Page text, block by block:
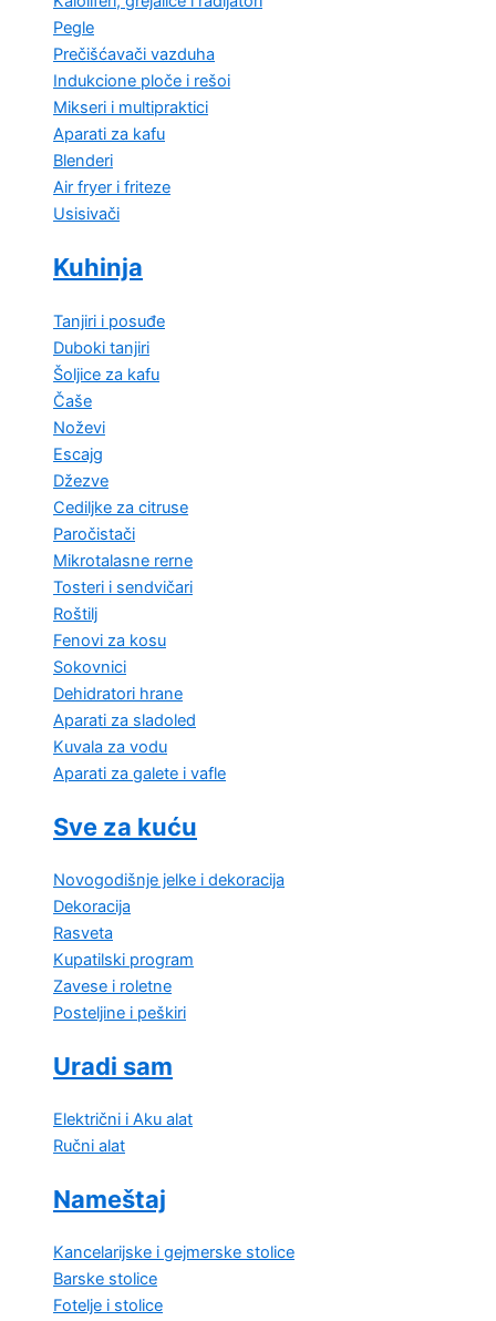
Pegle
Prečišćavači vazduha
Indukcione ploče i rešoi
Mikseri i multipraktici
Aparati za kafu
Blenderi
Air fryer i friteze
Usisivači
Kuhinja
Tanjiri i posuđe
Duboki tanjiri
Šoljice za kafu
Čaše
Noževi
Escajg
Džezve
Cediljke za citruse
Paročistači
Mikrotalasne rerne
Tosteri i sendvičari
Roštilj
Fenovi za kosu
Sokovnici
Dehidratori hrane
Aparati za sladoled
Kuvala za vodu
Aparati za galete i vafle
Sve za kuću
Novogodišnje jelke i dekoracija
Dekoracija
Rasveta
Kupatilski program
Zavese i roletne
Posteljine i peškiri
Uradi sam
Električni i Aku alat
Ručni alat
Nameštaj
Kancelarijske i gejmerske stolice
Barske stolice
Fotelje i stolice